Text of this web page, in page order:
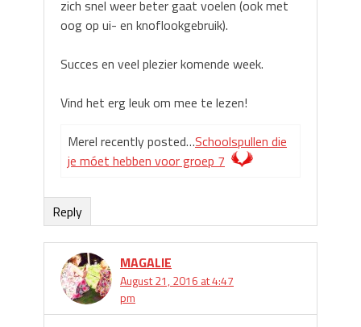
zich snel weer beter gaat voelen (ook met
oog op ui- en knoflookgebruik).
Succes en veel plezier komende week.
Vind het erg leuk om mee te lezen!
Merel recently posted…Schoolspullen die
je móet hebben voor groep 7
Reply
MAGALIE
August 21, 2016 at 4:47
pm